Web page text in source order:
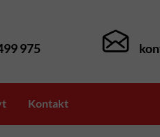
975
Kontakt